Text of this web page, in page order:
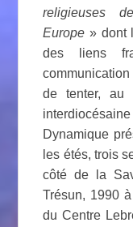
religieuses
Europe » dont
des liens
de tenter, au
Dynamique
les étés, trois
côté de la
Trésun, 1990
du Centre